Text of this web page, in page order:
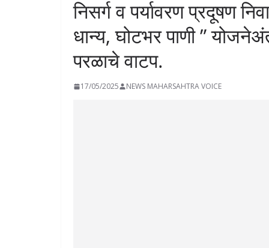
निसर्ग व पर्यावरण प्रदूषण
धान्य, घोटभर पाणी ”
परळाचे वाटप.
17/05/2025 NEWS MAHARSAHTRA VOICE